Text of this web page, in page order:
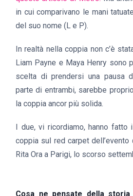
in cui comparivano le mani
del suo nome (L e P).
In realtà nella coppia non c’è
Liam Payne e Maya Henry sono
scelta di prendersi una pausa
parte di entrambi, sarebbe
la coppia ancor più solida.
I due, vi ricordiamo, hanno
coppia sul red carpet
Rita Ora a Parigi, lo scorso
Cosa ne pensate della